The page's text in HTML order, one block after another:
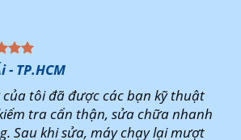
- TP.HCM
của tôi đã được các bạn kỹ thuật
tra cẩn thận, sửa chữa nhanh
Sau khi sửa, máy chạy lại mượt